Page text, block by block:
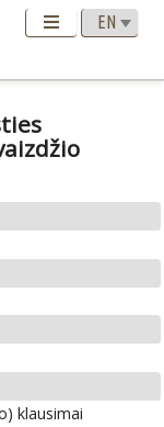
klausimai